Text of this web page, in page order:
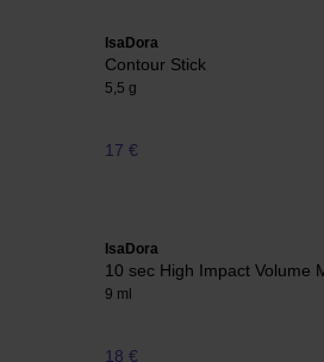
IsaDora
Contour Stick
5,5 g
17 €
IsaDora
10 sec High Impact Volume
9 ml
18 €